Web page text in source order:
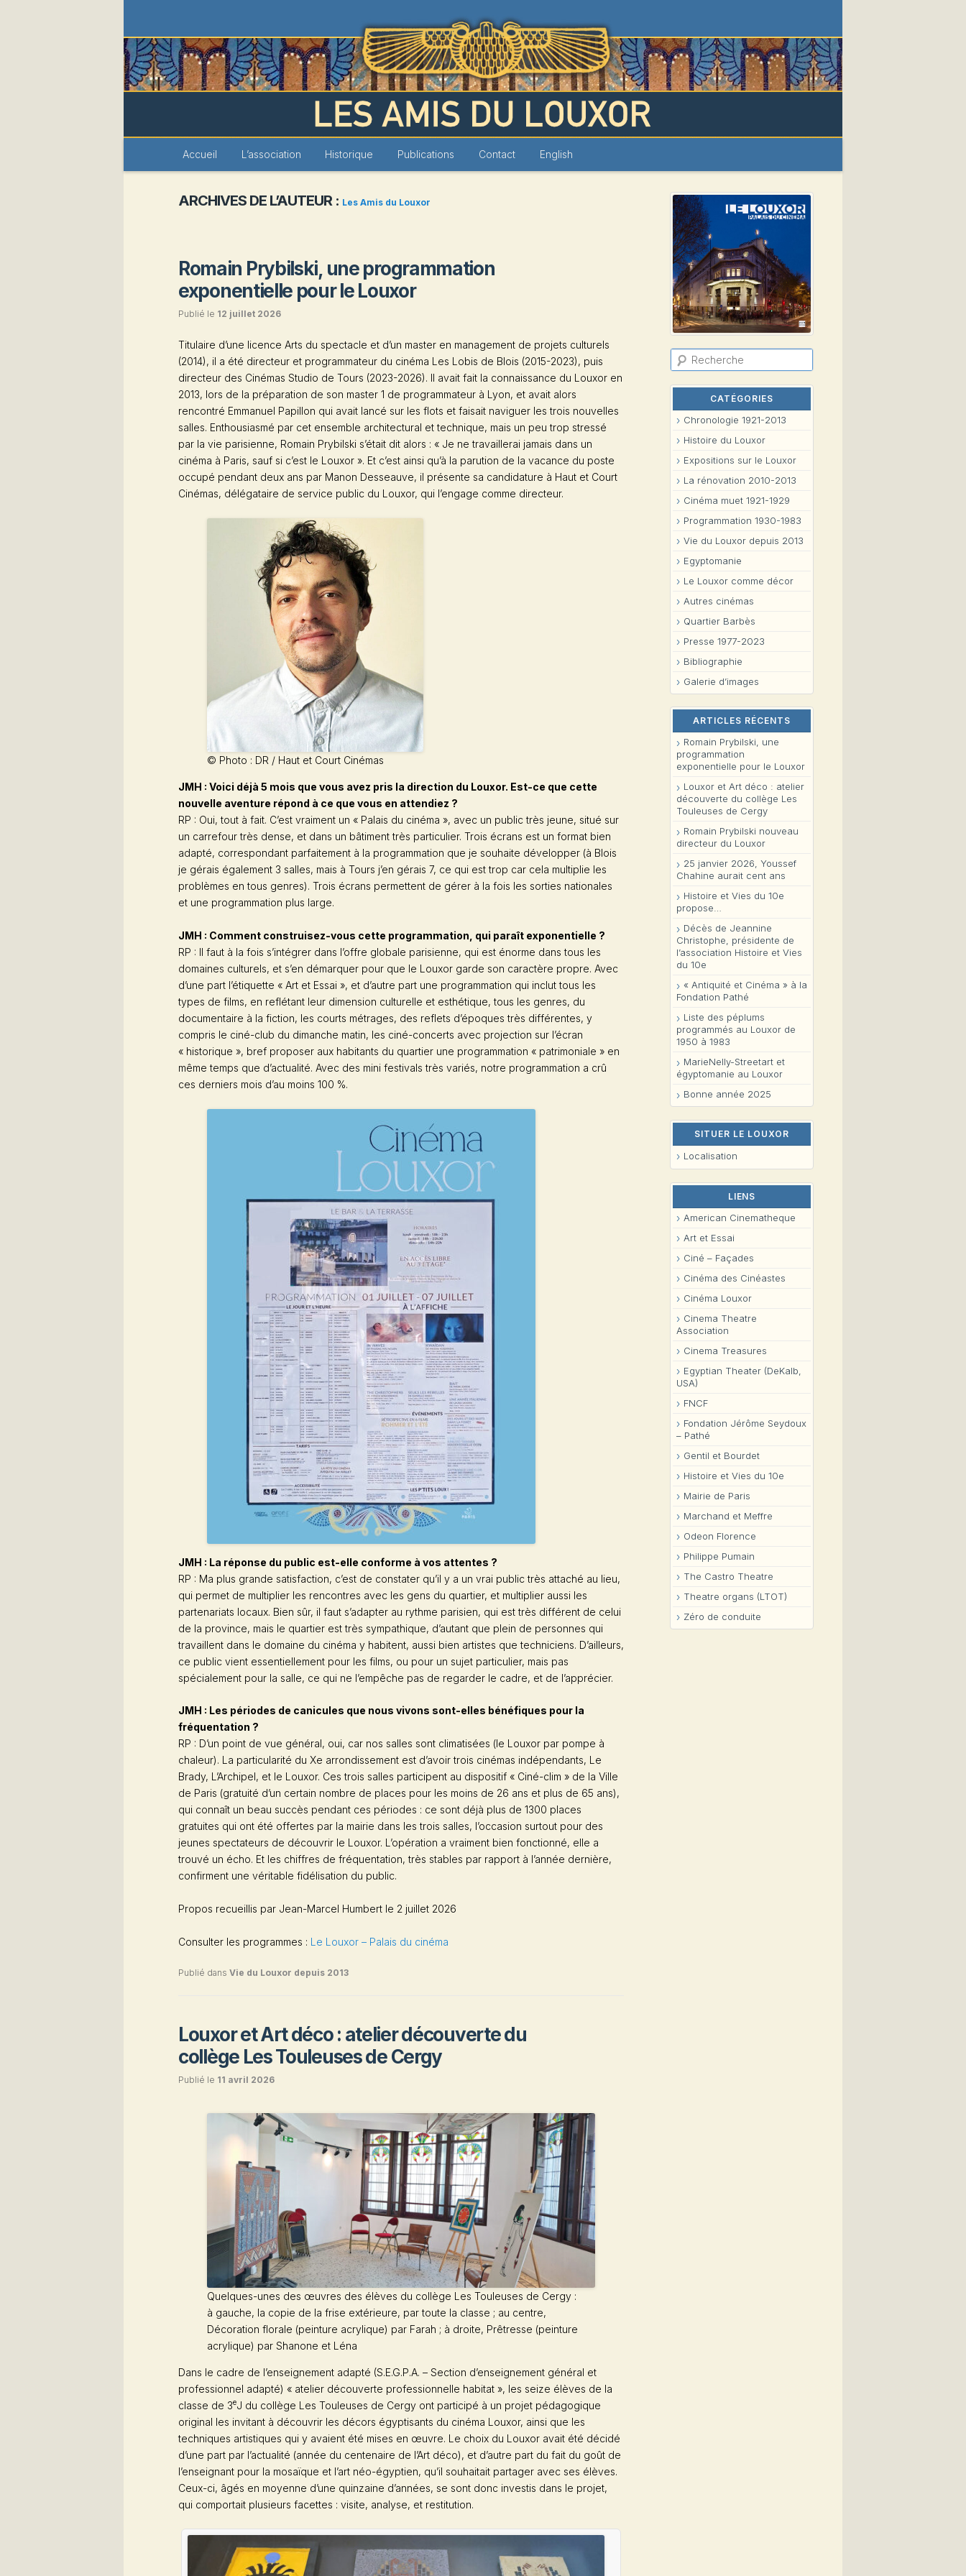
Les Amis du Louxor
Aller
Aller
Accueil L’association Historique Publications Contact English
ARCHIVES DE L’AUTEUR : Les Amis du Louxor
Romain Prybilski, une programmation
exponentielle pour le Louxor
Publié le 12 juillet 2026
Titulaire d’une licence Arts du spectacle et d’un master en management de projets culturels
(2014), il a été directeur et programmateur du cinéma Les Lobis de Blois (2015-2023), puis
directeur des Cinémas Studio de Tours (2023-2026). Il avait fait la connaissance du Louxor en
2013, lors de la préparation de son master 1 de programmateur à Lyon, et avait alors
rencontré Emmanuel Papillon qui avait lancé sur les flots et faisait naviguer les trois nouvelles
salles. Enthousiasmé par cet ensemble architectural et technique, mais un peu trop stressé
par la vie parisienne, Romain Prybilski s’était dit alors : « Je ne travaillerai jamais dans un
cinéma à Paris, sauf si c’est le Louxor ». Et c’est ainsi qu’à la parution de la vacance du poste
occupé pendant deux ans par Manon Desseauve, il présente sa candidature à Haut et Court
Cinémas, délégataire de service public du Louxor, qui l’engage comme directeur.
© Photo : DR / Haut et Court Cinémas
JMH : Voici déjà 5 mois que vous avez pris la direction du Louxor. Est-ce que cette
nouvelle aventure répond à ce que vous en attendiez ?
RP : Oui, tout à fait. C’est vraiment un « Palais du cinéma », avec un public très jeune, situé sur
un carrefour très dense, et dans un bâtiment très particulier. Trois écrans est un format bien
adapté, correspondant parfaitement à la programmation que je souhaite développer (à Blois
je gérais également 3 salles, mais à Tours j’en gérais 7, ce qui est trop car cela multiplie les
problèmes en tous genres). Trois écrans permettent de gérer à la fois les sorties nationales
et une programmation plus large.
JMH : Comment construisez-vous cette programmation, qui paraît exponentielle ?
RP : Il faut à la fois s’intégrer dans l’offre globale parisienne, qui est énorme dans tous les
domaines culturels, et s’en démarquer pour que le Louxor garde son caractère propre. Avec
d’une part l’étiquette « Art et Essai », et d’autre part une programmation qui inclut tous les
types de films, en reflétant leur dimension culturelle et esthétique, tous les genres, du
documentaire à la fiction, les courts métrages, des reflets d’époques très différentes, y
compris le ciné-club du dimanche matin, les ciné-concerts avec projection sur l’écran
« historique », bref proposer aux habitants du quartier une programmation « patrimoniale » en
même temps que d’actualité. Avec des mini festivals très variés, notre programmation a crû
ces derniers mois d’au moins 100 %.
JMH : La réponse du public est-elle conforme à vos attentes ?
RP : Ma plus grande satisfaction, c’est de constater qu’il y a un vrai public très attaché au lieu,
qui permet de multiplier les rencontres avec les gens du quartier, et multiplier aussi les
partenariats locaux. Bien sûr, il faut s’adapter au rythme parisien, qui est très différent de celui
de la province, mais le quartier est très sympathique, d’autant que plein de personnes qui
travaillent dans le domaine du cinéma y habitent, aussi bien artistes que techniciens. D’ailleurs,
ce public vient essentiellement pour les films, ou pour un sujet particulier, mais pas
spécialement pour la salle, ce qui ne l’empêche pas de regarder le cadre, et de l’apprécier.
JMH : Les périodes de canicules que nous vivons sont-elles bénéfiques pour la
fréquentation ?
RP : D’un point de vue général, oui, car nos salles sont climatisées (le Louxor par pompe à
chaleur). La particularité du Xe arrondissement est d’avoir trois cinémas indépendants, Le
Brady, L’Archipel, et le Louxor. Ces trois salles participent au dispositif « Ciné-clim » de la Ville
de Paris (gratuité d’un certain nombre de places pour les moins de 26 ans et plus de 65 ans),
qui connaît un beau succès pendant ces périodes : ce sont déjà plus de 1300 places
gratuites qui ont été offertes par la mairie dans les trois salles, l’occasion surtout pour des
jeunes spectateurs de découvrir le Louxor. L’opération a vraiment bien fonctionné, elle a
trouvé un écho. Et les chiffres de fréquentation, très stables par rapport à l’année dernière,
confirment une véritable fidélisation du public.
Propos recueillis par Jean-Marcel Humbert le 2 juillet 2026
Consulter les programmes : Le Louxor – Palais du cinéma
Publié dans Vie du Louxor depuis 2013
Louxor et Art déco : atelier découverte du
collège Les Touleuses de Cergy
Publié le 11 avril 2026
Quelques-unes des œuvres des élèves du collège Les Touleuses de Cergy :
à gauche, la copie de la frise extérieure, par toute la classe ; au centre,
Décoration florale (peinture acrylique) par Farah ; à droite, Prêtresse (peinture
acrylique) par Shanone et Léna
Dans le cadre de l’enseignement adapté (S.E.G.P.A. – Section d’enseignement général et
professionnel adapté) « atelier découverte professionnelle habitat », les seize élèves de la
classe de 3eJ du collège Les Touleuses de Cergy ont participé à un projet pédagogique
original les invitant à découvrir les décors égyptisants du cinéma Louxor, ainsi que les
techniques artistiques qui y avaient été mises en œuvre. Le choix du Louxor avait été décidé
d’une part par l’actualité (année du centenaire de l’Art déco), et d’autre part du fait du goût de
l’enseignant pour la mosaïque et l’art néo-égyptien, qu’il souhaitait partager avec ses élèves.
Ceux-ci, âgés en moyenne d’une quinzaine d’années, se sont donc investis dans le projet,
qui comportait plusieurs facettes : visite, analyse, et restitution.
c
c
CATÉGORIES
Chronologie 1921-2013
Histoire du Louxor
Expositions sur le Louxor
La rénovation 2010-2013
Cinéma muet 1921-1929
Programmation 1930-1983
Vie du Louxor depuis 2013
Egyptomanie
Le Louxor comme décor
Autres cinémas
Quartier Barbès
Presse 1977-2023
Bibliographie
Galerie d’images
ARTICLES RÉCENTS
Romain Prybilski, une
programmation
exponentielle pour le Louxor
Louxor et Art déco : atelier
découverte du collège Les
Touleuses de Cergy
Romain Prybilski nouveau
directeur du Louxor
25 janvier 2026, Youssef
Chahine aurait cent ans
Histoire et Vies du 10e
propose…
Décès de Jeannine
Christophe, présidente de
l’association Histoire et Vies
du 10e
« Antiquité et Cinéma » à la
Fondation Pathé
Liste des péplums
programmés au Louxor de
1950 à 1983
MarieNelly-Streetart et
égyptomanie au Louxor
Bonne année 2025
SITUER LE LOUXOR
Localisation
LIENS
American Cinematheque
Art et Essai
Ciné – Façades
Cinéma des Cinéastes
Cinéma Louxor
Cinema Theatre
Association
Cinema Treasures
Egyptian Theater (DeKalb,
USA)
FNCF
Fondation Jérôme Seydoux
– Pathé
Gentil et Bourdet
Histoire et Vies du 10e
Mairie de Paris
Marchand et Meffre
Odeon Florence
Philippe Pumain
The Castro Theatre
Theatre organs (LTOT)
Zéro de conduite